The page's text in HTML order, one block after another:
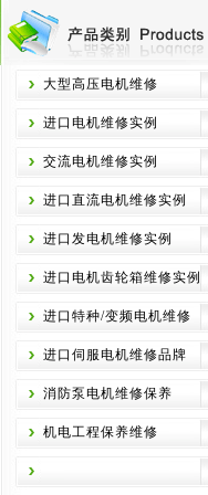
大型高压电机维修
进口电机维修实例
交流电机维修实例
进口直流电机维修实例
进口发电机维修实例
进口电机齿轮箱维修实例
进口特种/变频电机维修
进口伺服电机维修品牌
消防泵电机维修保养
机电工程保养维修